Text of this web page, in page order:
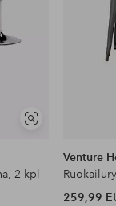
Näytä
2 kpl
Venture
259,99